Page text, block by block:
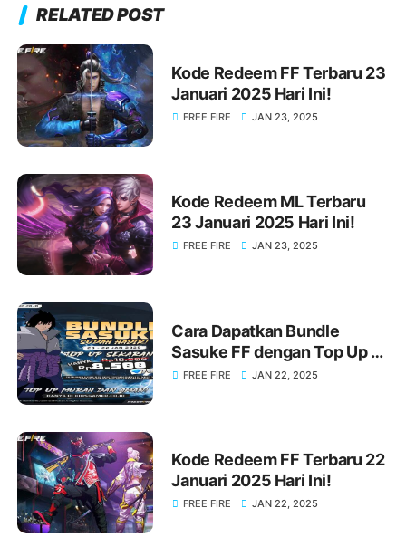
RELATED POST
Kode Redeem FF Terbaru 23
Januari 2025 Hari Ini!
FREE FIRE JAN 23, 2025
Kode Redeem ML Terbaru
23 Januari 2025 Hari Ini!
FREE FIRE JAN 23, 2025
Cara Dapatkan Bundle
Sasuke FF dengan Top Up di
KIOSGAMER Sekarang Juga!
FREE FIRE JAN 22, 2025
Kode Redeem FF Terbaru 22
Januari 2025 Hari Ini!
FREE FIRE JAN 22, 2025